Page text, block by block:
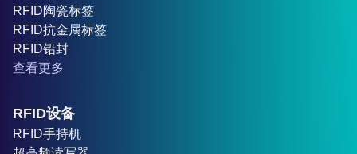
RFID陶瓷标签
RFID抗金属标签
RFID铅封
查看更多
RFID设备
RFID手持机